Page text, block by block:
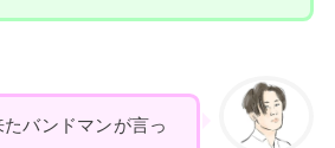
バンドマンが言っ